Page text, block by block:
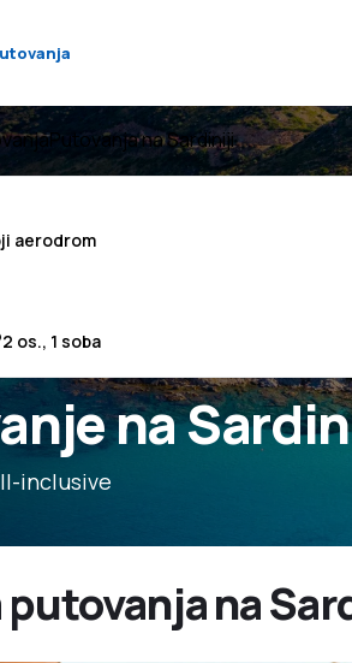
Putovanja na Sardiniji
na
inclusive
putovanja na